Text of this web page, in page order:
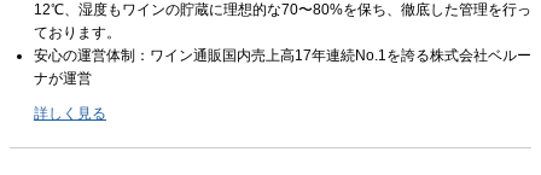
12℃、湿度もワインの貯蔵に理想的な70〜80%を保ち、徹底した管理を行っ
ております。
安心の運営体制：ワイン通販国内売上高17年連続No.1を誇る株式会社ベルー
ナが運営
詳しく見る